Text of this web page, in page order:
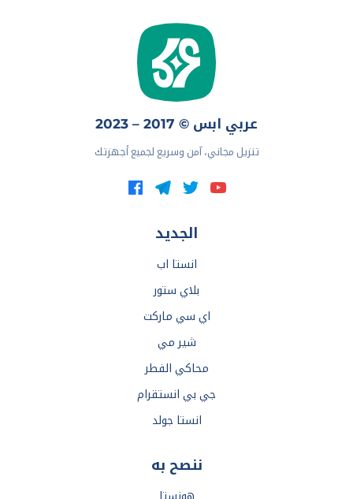
عربي ابس © 2017 – 2023
تنزيل مجاني، آمن وسريع لجميع أجهزتك
الجديد
انستا اب
بلاي ستور
اي سي ماركت
شير مي
محاكي الفطر
جي بي انستقرام
انستا جولد
ننصح به
هونستا